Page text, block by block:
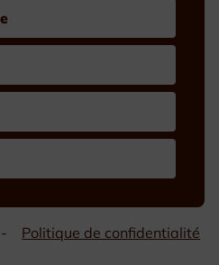
Politique de confidentialité